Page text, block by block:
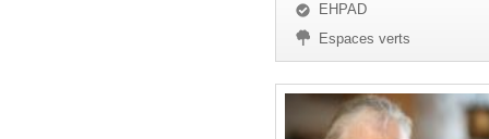
EHPAD
Espaces verts